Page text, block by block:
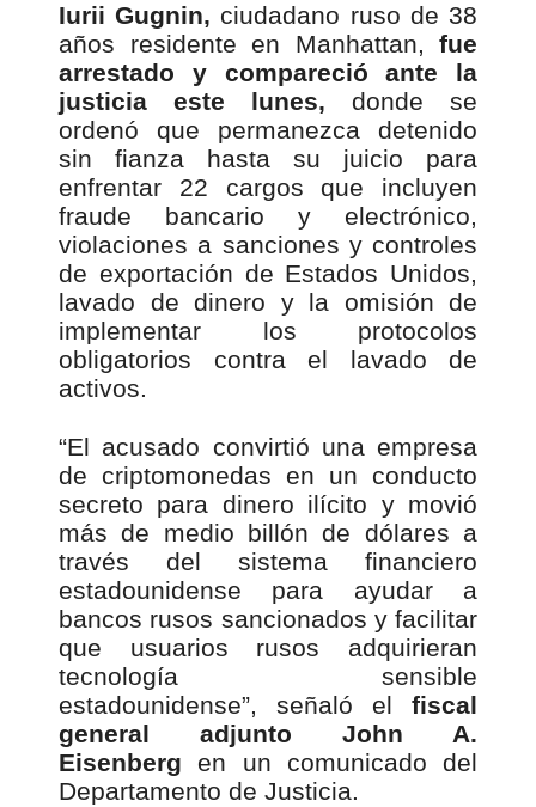
Iurii Gugnin, ciudadano ruso de 38
años residente en Manhattan, fue
arrestado y compareció ante la
justicia este lunes, donde se
ordenó que permanezca detenido
sin fianza hasta su juicio para
enfrentar 22 cargos que incluyen
fraude bancario y electrónico,
violaciones a sanciones y controles
de exportación de Estados Unidos,
lavado de dinero y la omisión de
implementar los protocolos
obligatorios contra el lavado de
activos.
“El acusado convirtió una empresa
de criptomonedas en un conducto
secreto para dinero ilícito y movió
más de medio billón de dólares a
través del sistema financiero
estadounidense para ayudar a
bancos rusos sancionados y facilitar
que usuarios rusos adquirieran
tecnología sensible
estadounidense”, señaló el fiscal
general adjunto John A.
Eisenberg en un comunicado del
Departamento de Justicia.